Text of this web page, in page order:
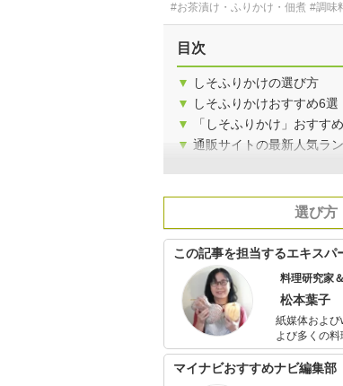
#お茶漬け・ふりかけ・佃煮 #調味
目次
▼
しそふりかけの選び方
▼
しそふりかけおすすめ6選
▼
「しそふりかけ」おすす
▼ 通販サイトの最新人気ラ
選び方
この記事を担当するエキスパ
料理研究家
松本葉子
紙媒体およ
よび多くの
シピ提供・
マイナビおすすめナビ編集部